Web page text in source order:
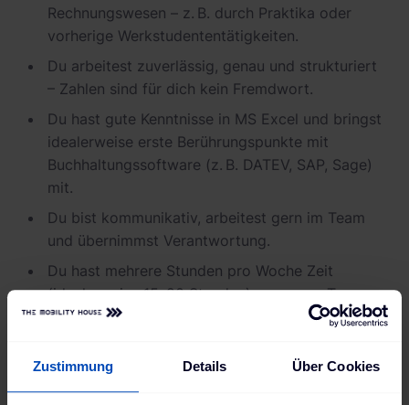
Zustimmung Details Über Cookies
Rechnungswesen – z. B. durch Praktika oder
vorherige Werkstudententätigkeiten.
Du arbeitest zuverlässig, genau und strukturiert
– Zahlen sind für dich kein Fremdwort.
Du hast gute Kenntnisse in MS Excel und bringst
idealerweise erste Berührungspunkte mit
Buchhaltungssoftware (z. B. DATEV, SAP, Sage)
mit.
Du bist kommunikativ, arbeitest gern im Team
und übernimmst Verantwortung.
Du hast mehrere Stunden pro Woche Zeit
(idealerweise 15–20 Stunden), um unser Team zu
unterstützen.
Englisch-Kenntnisse